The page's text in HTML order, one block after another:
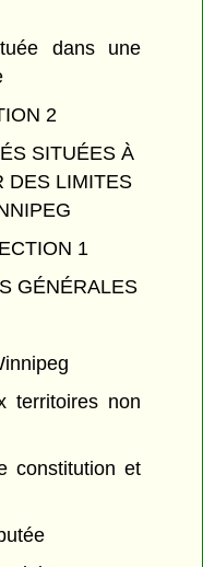
dans une
2
SITUÉES À
DES LIMITES
1
GÉNÉRALES
territoires non
constitution et